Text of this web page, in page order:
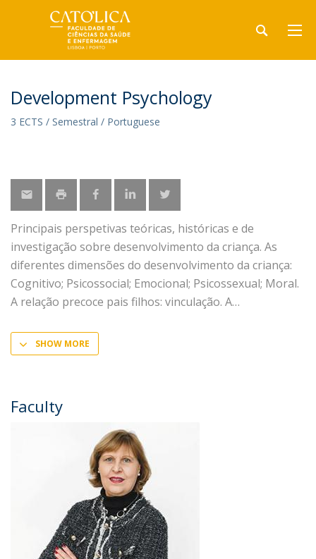
Development Psychology
3 ECTS / Semestral / Portuguese
Principais perspetivas teóricas, históricas e de
investigação sobre desenvolvimento da criança. As
diferentes dimensões do desenvolvimento da criança:
Cognitivo; Psicossocial; Emocional; Psicossexual; Moral.
A relação precoce pais filhos: vinculação. A
SHOW MORE
Faculty